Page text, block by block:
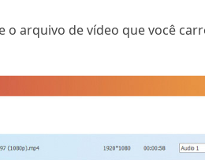
arquivo de vídeo que você